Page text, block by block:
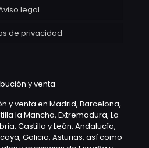
legal
de privacidad
y venta
y venta en Madrid, Barcelona,
la Mancha, Extremadura, La
Castilla y León, Andalucía,
Galicia, Asturias, así como